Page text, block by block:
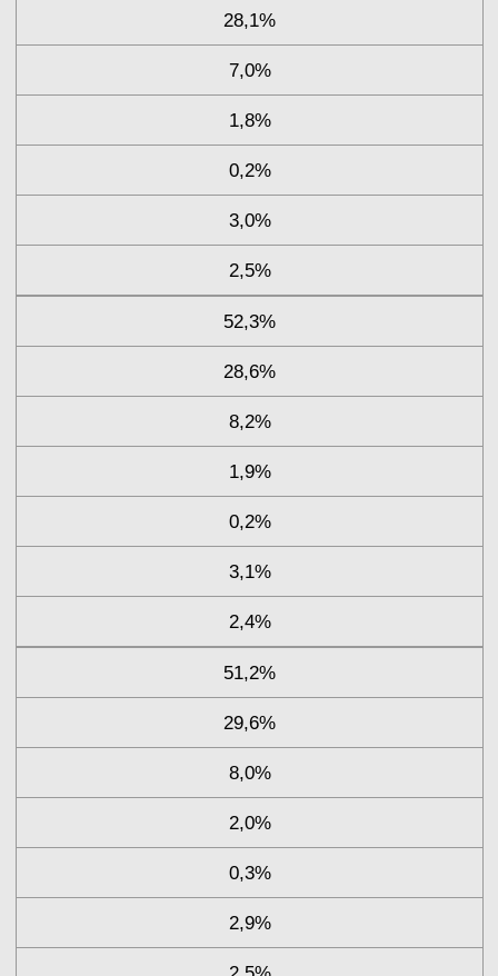
28,1%
7,0%
1,8%
0,2%
3,0%
2,5%
52,3%
28,6%
8,2%
1,9%
0,2%
3,1%
2,4%
51,2%
29,6%
8,0%
2,0%
0,3%
2,9%